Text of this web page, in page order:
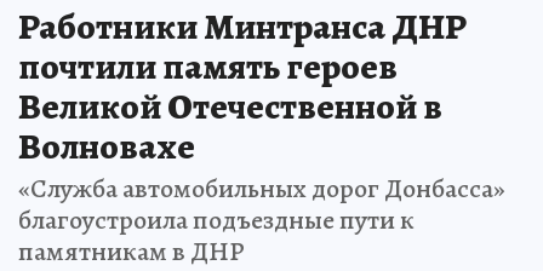
Работники Минтранса ДНР
почтили память героев
Великой Отечественной в
Волновахе
«Служба автомобильных дорог Донбасса»
благоустроила подъездные пути к
памятникам в ДНР